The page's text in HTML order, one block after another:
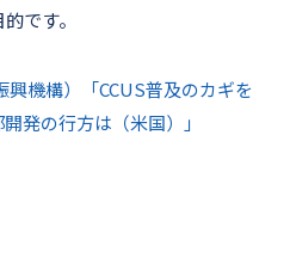
です。
機構）「CCUS普及のカギを
発の行方は（米国）」